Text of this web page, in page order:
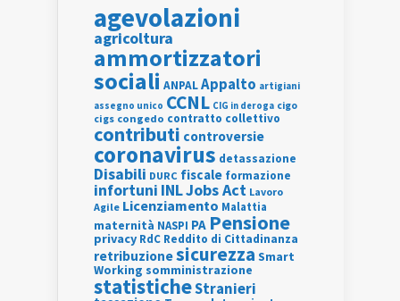
agevolazioni
agricoltura
ammortizzatori
sociali ANPALAppalto artigiani
assegno unico CCNL CIG in deroga cigo
cigs congedo contratto collettivo
contributi controversie
coronavirus detassazione
Disabili DURC fiscale formazione
infortuni INLJobs Act Lavoro
Agile Licenziamento Malattia
maternità NASPI PA Pensione
privacy RdC Reddito di Cittadinanza
retribuzionesicurezza Smart
Working somministrazione
statisticheStranieri